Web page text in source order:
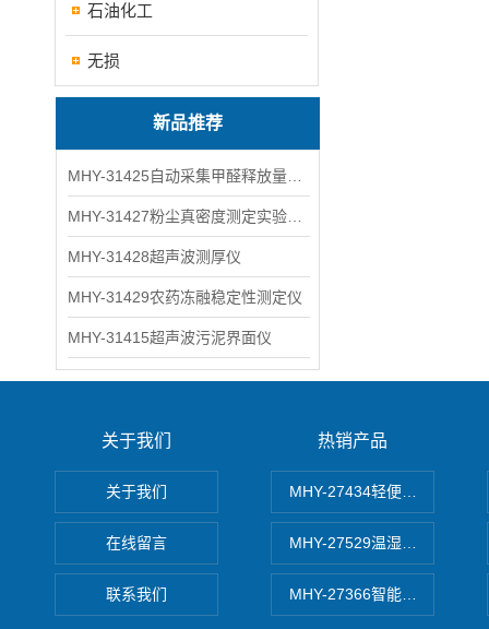
石油化工
无损
新品推荐
MHY-31428超声波测厚仪
MHY-31429农药冻融稳定性测定仪
MHY-31415超声波污泥界面仪
关于我们
关于我们
在线留言
联系我们
热销产品
MHY-27434轻便式自动水质
MHY-27529温湿度记录仪
MHY-27366智能数字微压计